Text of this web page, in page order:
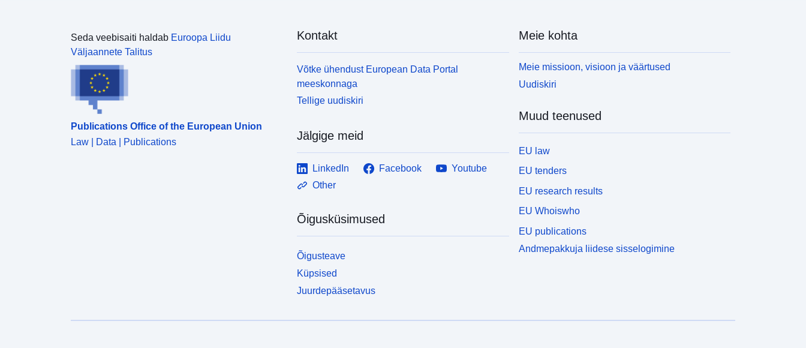
Seda veebisaiti haldab Euroopa Liidu
Väljaannete Talitus
Publications Office of the European Union
Law | Data | Publications
Kontakt
Võtke ühendust European Data Portal
meeskonnaga
Tellige uudiskiri
Jälgige meid
LinkedIn Facebook
Youtube
Other
Õigusküsimused
Õigusteave
Küpsised
Juurdepääsetavus
Meie kohta
Meie missioon, visioon ja väärtused
Uudiskiri
Muud teenused
EU law
EU tenders
EU research results
EU Whoiswho
EU publications
Andmepakkuja liidese sisselogimine